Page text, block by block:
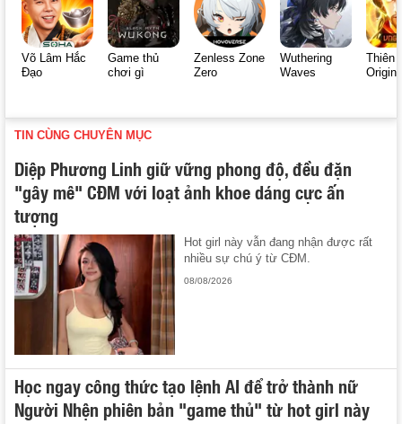
Võ Lâm Hắc
Đạo
Game thủ
chơi gì
Zenless Zone
Zero
Wuthering
Waves
Thiên
Origin
TIN CÙNG CHUYÊN MỤC
Diệp Phương Linh giữ vững phong độ, đều đặn
"gây mê" CĐM với loạt ảnh khoe dáng cực ấn
tượng
Hot girl này vẫn đang nhận được rất
nhiều sự chú ý từ CĐM.
08/08/2026
Học ngay công thức tạo lệnh AI để trở thành nữ
Người Nhện phiên bản "game thủ" từ hot girl này